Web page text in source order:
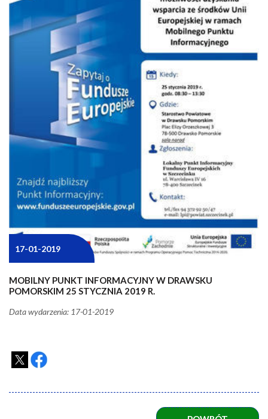
17-01-2019
MOBILNY PUNKT INFORMACYJNY W DRAWSKU
POMORSKIM 25 STYCZNIA 2019 R.
Data wydarzenia: 17-01-2019